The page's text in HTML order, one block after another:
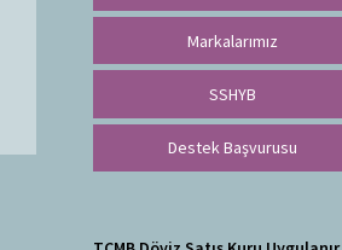
Markalarımız
SSHYB
Destek Başvurusu